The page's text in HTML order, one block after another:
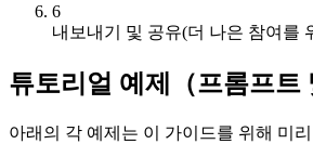
6
내보내기 및 공유(더 나은 참여를
튜토리얼 예제（프롬프트
아래의 각 예제는 이 가이드를 위해 미